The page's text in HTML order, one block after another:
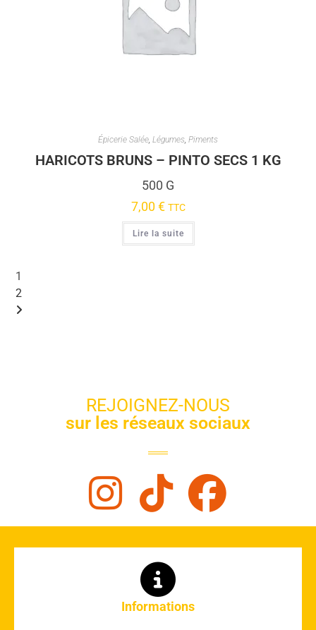
Épicerie Salée Légumes Piments
HARICOTS BRUNS – PINTO SECS 1 KG
500 G
7,00€ TTC
Lire la suite
1
2
REJOIGNEZ-NOUS
sur les réseaux sociaux
Informations